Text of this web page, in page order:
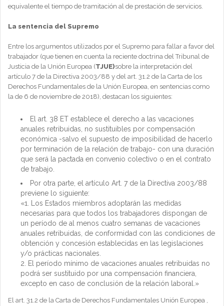
equivalente el tiempo de tramitación al de prestación de servicios.
La sentencia del Supremo
Entre los argumentos utilizados por el Supremo para fallar a favor del
trabajador (que tienen en cuenta la reciente doctrina del Tribunal de
Justicia de la Unión Europea (TJUE)sobre la interpretación del
artículo 7 de la Directiva 2003/88 y del art. 31.2 de la Carta de los
Derechos Fundamentales de la Unión Europea, en sentencias como
la de 6 de noviembre de 2018), destacan los siguientes:
El art. 38 ET establece el derecho a las vacaciones
anuales retribuidas, no sustituibles por compensación
económica -salvo el supuesto de imposibilidad de hacerlo
por terminación de la relación de trabajo- con una duración
que será la pactada en convenio colectivo o en el contrato
de trabajo.
Por otra parte, el artículo Art. 7 de la Directiva 2003/88
previene lo siguiente:
«1. Los Estados miembros adoptarán las medidas
necesarias para que todos los trabajadores dispongan de
un período de al menos cuatro semanas de vacaciones
anuales retribuidas, de conformidad con las condiciones de
obtención y concesión establecidas en las legislaciones
y/o prácticas nacionales.
2. El período mínimo de vacaciones anuales retribuidas no
podrá ser sustituido por una compensación financiera,
excepto en caso de conclusión de la relación laboral.»
El art. 31.2 de la Carta de Derechos Fundamentales Unión Europea ,